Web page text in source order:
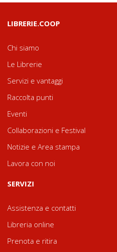
LIBRERIE.COOP
Chi siamo
Le Librerie
Servizi e vantaggi
Raccolta punti
Eventi
Collaborazioni e Festival
Notizie e Area stampa
Lavora con noi
SERVIZI
Assistenza e contatti
Libreria online
Prenota e ritira